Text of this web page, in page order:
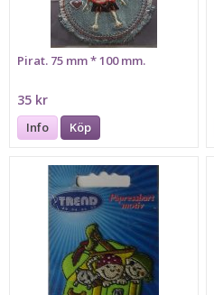
Pirat. 75 mm * 100 mm.
35 kr
Info Köp